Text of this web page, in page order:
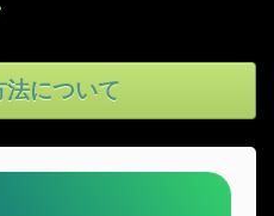
について